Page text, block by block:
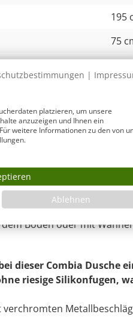
195
75
Tür an Festteil mit
bestellen:
mit passender Mineral-
flacher
35 mm. Mit
D=90 mm. Extrem geringe
Wanne nur 58 mm beträgt.
Boden oder mit
dieser Combia Dusche
riesige Silikonfugen,
|
platzieren, um unsere
anzuzeigen und Ihnen ein
weitere Informationen zu den von
Ablehnen